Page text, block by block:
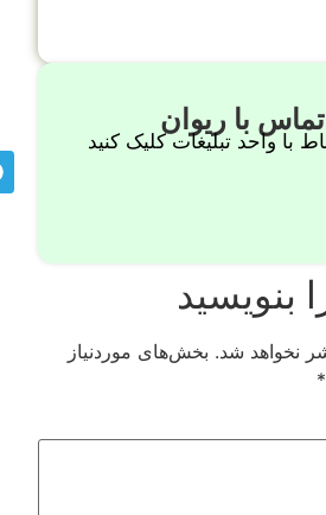
تماس با ریوان
با واحد تبلیغات کلیک کنید
بنویسید
نخواهد شد. بخش‌های موردنیاز
*